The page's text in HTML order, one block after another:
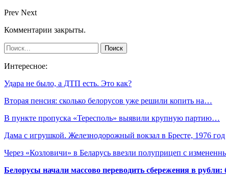
Prev Next
Комментарии закрыты.
Интересное:
Удара не было, а ДТП есть. Это как?
Вторая пенсия: сколько белорусов уже решили копить на…
В пункте пропуска «Тересполь» выявили крупную партию…
Дама с игрушкой. Железнодорожный вокзал в Бресте, 1976 год
Через «Козловичи» в Беларусь ввезли полуприцеп с
Белорусы начали массово переводить сбережения в